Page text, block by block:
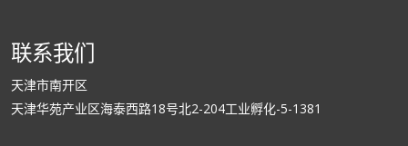
联系我们
天津市南开区
天津华苑产业区海泰西路18号北2-204工业孵化-5-1381